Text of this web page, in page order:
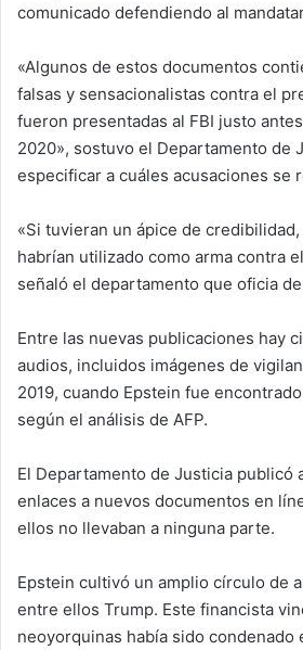
comunicado defendiendo al
«Algunos de estos documentos
falsas y sensacionalistas contra el
fueron presentadas al FBI justo
2020», sostuvo el Departamento de
especificar a cuáles acusaciones se
«Si tuvieran un ápice de
habrían utilizado como arma contra
señaló el departamento que oficia
Entre las nuevas publicaciones hay
audios, incluidos imágenes de
2019, cuando Epstein fue
según el análisis de AFP.
El Departamento de Justicia publicó
enlaces a nuevos documentos en
ellos no llevaban a ninguna parte.
Epstein cultivó un amplio círculo de
entre ellos Trump. Este financista
neoyorquinas había sido condenado